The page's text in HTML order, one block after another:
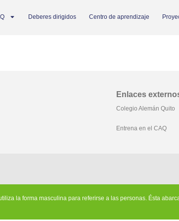
Deberes dirigidos Centro de aprendizaje
Enlaces
Colegio Alemán Quito
Entrena en el CAQ
la forma masculina para referirse a las personas. Ésta